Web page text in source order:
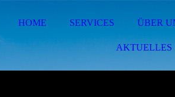
HOME SERVICES ÜBER
AKTUELLES